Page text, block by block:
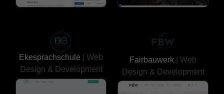
Ekesprachschule
| Web
Design & Development
Fairbauwerk
| Web
Design & Development